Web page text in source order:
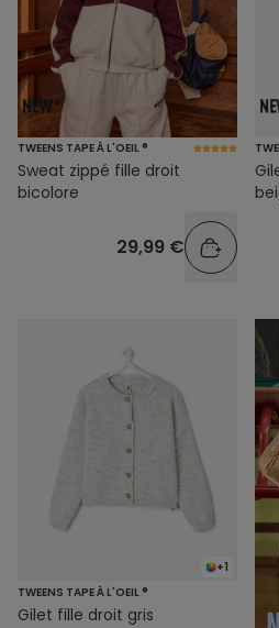
TWEENS TAPE À L'OEIL ®
Sweat zippé fille droit
bicolore
29,99 €
+1
TWEENS TAPE À L'OEIL ®
Gilet fille droit gris